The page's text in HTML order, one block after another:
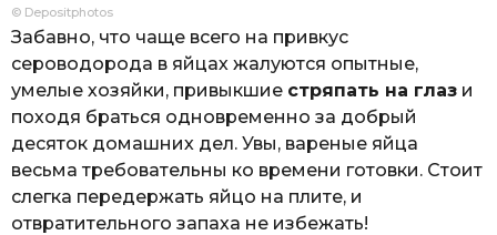
© Depositphotos
Забавно, что чаще всего на привкус
сероводорода в яйцах жалуются опытные,
умелые хозяйки, привыкшие стряпать на глаз и
походя браться одновременно за добрый
десяток домашних дел. Увы, вареные яйца
весьма требовательны ко времени готовки. Стоит
слегка передержать яйцо на плите, и
отвратительного запаха не избежать!